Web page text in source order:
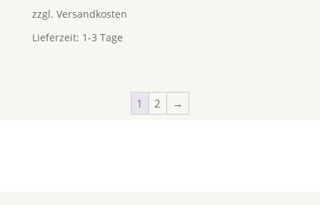
zzgl. Versandkosten
Lieferzeit: 1-3 Tage
1 2 →